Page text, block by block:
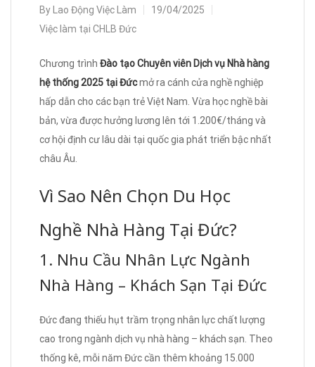
By Lao Động Việc Làm
19/04/2025
Việc làm tại CHLB Đức
Chương trình Đào tạo Chuyên viên Dịch vụ Nhà hàng
hệ thống 2025 tại Đứcmở ra cánh cửa nghề nghiệp
hấp dẫn cho các bạn trẻ Việt Nam. Vừa học nghề bài
bản, vừa được hưởng lương lên tới 1.200€/tháng và
cơ hội định cư lâu dài tại quốc gia phát triển bậc nhất
châu Âu.
Vì Sao Nên Chọn Du Học
Nghề Nhà Hàng Tại Đức?
1. Nhu Cầu Nhân Lực Ngành
Nhà Hàng – Khách Sạn Tại Đức
Đức đang thiếu hụt trầm trọng nhân lực chất lượng
cao trong ngành dịch vụ nhà hàng – khách sạn. Theo
thống kê, mỗi năm Đức cần thêm khoảng 15.000